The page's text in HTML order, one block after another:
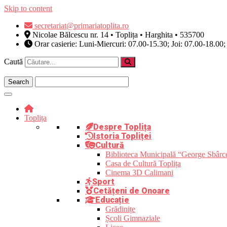
Skip to content
secretariat@primariatoplita.ro
Nicolae Bălcescu nr. 14 • Toplița • Harghita • 535700
Orar casierie: Luni-Miercuri: 07.00-15.30; Joi: 07.00-
Caută
Toplița
Despre Toplița
Istoria Topliței
Cultură
Biblioteca Municipală “George
Casa de Cultură Toplița
Cinema 3D Calimani
Sport
Cetățeni de Onoare
Educație
Grădinițe
Școli Gimnaziale